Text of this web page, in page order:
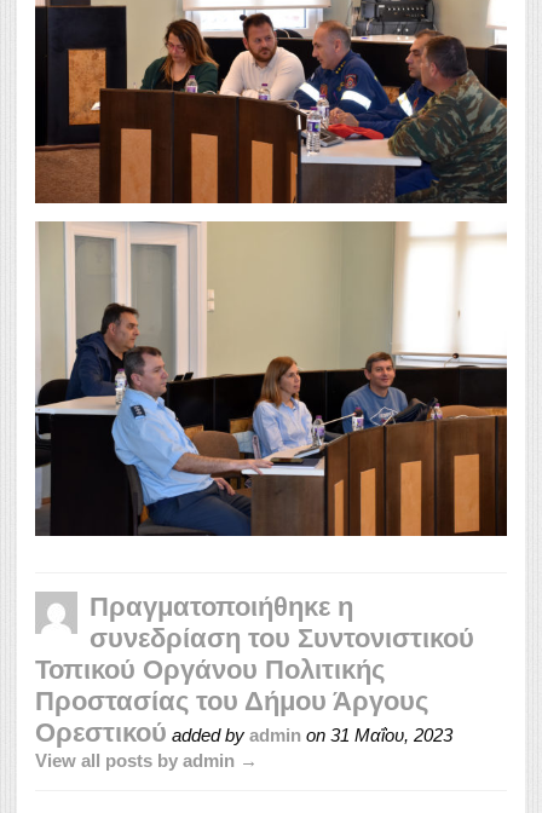
Πραγματοποιήθηκε η
συνεδρίαση του Συντονιστικού
Τοπικού Οργάνου Πολιτικής
Προστασίας του Δήμου Άργους
Ορεστικού added by admin on 31 Μαΐου, 2023
View all posts by admin →